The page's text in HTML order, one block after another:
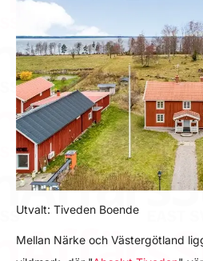
Utvalt: Tiveden Boende
Mellan Närke och Västergötland